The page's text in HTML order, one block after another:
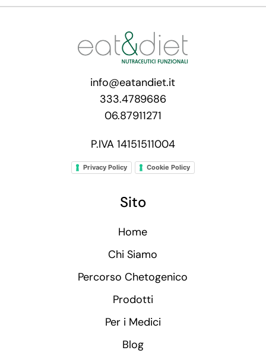
info@eatandiet.it
333.4789686
06.87911271
P.IVA 14151511004
Privacy Policy Cookie Policy
Sito
Home
Chi Siamo
Percorso Chetogenico
Prodotti
Per i Medici
Blog